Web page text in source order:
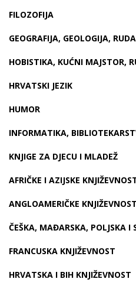
FILOZOFIJA
GEOGRAFIJA, GEOLOGIJA,
HOBISTIKA, KUĆNI MAJSTOR,
HRVATSKI JEZIK
HUMOR
INFORMATIKA,
KNJIGE ZA DJECU I MLADEŽ
AFRIČKE I AZIJSKE
ANGLOAMERIČKE
ČEŠKA, MAĐARSKA, POLJSKA I
FRANCUSKA KNJIŽEVNOST
HRVATSKA I BIH KNJIŽEVNOST